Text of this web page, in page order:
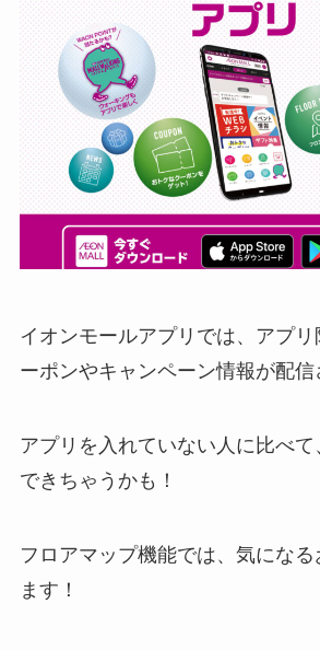
イオンモールアプリでは、アプリ
ーポンやキャンペーン情報が配信
アプリを入れていない人に比べ
できちゃうかも！
フロアマップ機能では、気になる
ます！